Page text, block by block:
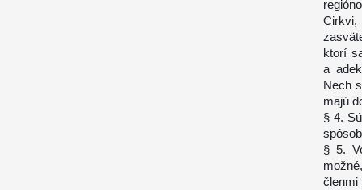
ktorí
a
Nech
majú
§ 4.
§ 5.